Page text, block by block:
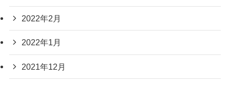
2022年2月
2022年1月
2021年12月